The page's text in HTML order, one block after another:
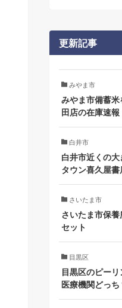
更新記事
みやま市
みやま市備蓄
田店の在庫速報
白井市
白井市近くの
タウン喜久屋
さいたま市
さいたま市保
セット
目黒区
目黒区のピー
医療機関どっち